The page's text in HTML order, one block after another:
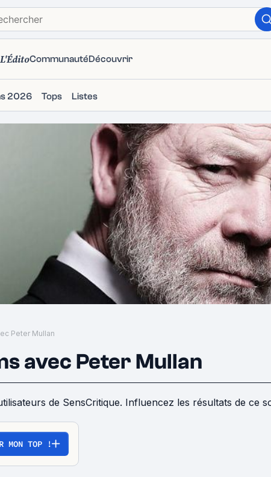
L'ÉditoCommunautéDécouvrir
2026 Tops Listes
Peter Mullan
avec Peter Mullan
de SensCritique. Influencez les résultats de ce
MON TOP !